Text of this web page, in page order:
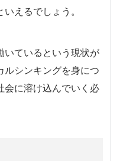
えるでしょう。
いているという現状が
ルシンキングを身につ
会に溶け込んでいく必